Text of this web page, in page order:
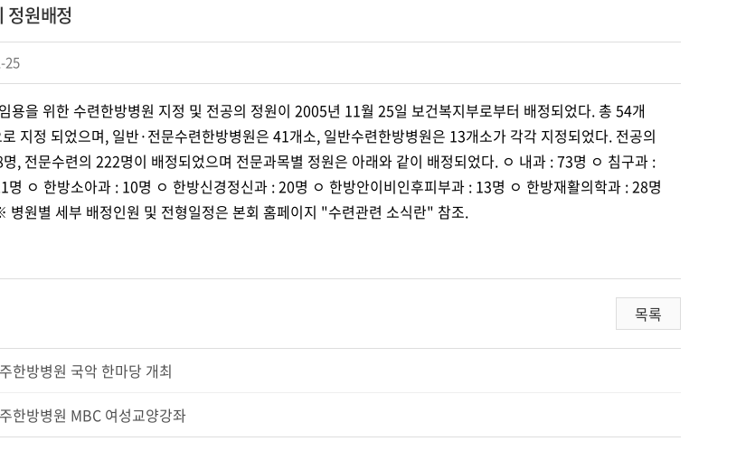
정원배정
25
용을 위한 수련한방병원 지정 및 전공의 정원이 2005년 11월 25일 보건복지부로부터 배정되었다. 총 54개
지정 되었으며, 일반·전문수련한방병원은 41개소, 일반수련한방병원은 13개소가 각각 지정되었다. 전공의
, 전문수련의 222명이 배정되었으며 전문과목별 정원은 아래와 같이 배정되었다. ㅇ 내과 : 73명 ㅇ 침구과 :
명 ㅇ 한방소아과 : 10명 ㅇ 한방신경정신과 : 20명 ㅇ 한방안이비인후피부과 : 13명 ㅇ 한방재활의학과 : 28명
병원별 세부 배정인원 및 전형일정은 본회 홈페이지 "수련관련 소식란" 참조.
목록
한방병원 국악 한마당 개최
한방병원 MBC 여성교양강좌